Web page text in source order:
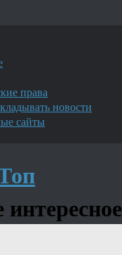
права
новости
сайты
интересное